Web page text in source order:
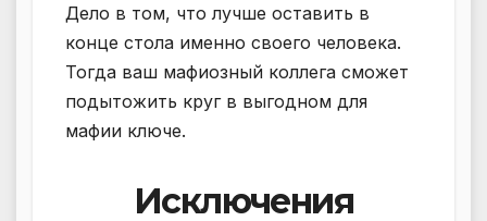
Дело в том, что лучше оставить в
конце стола именно своего человека.
Тогда ваш мафиозный коллега сможет
подытожить круг в выгодном для
мафии ключе.
Исключения